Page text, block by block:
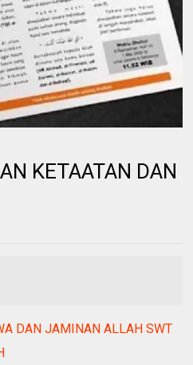
KETAATAN DAN
DAN JAMINAN ALLAH SWT